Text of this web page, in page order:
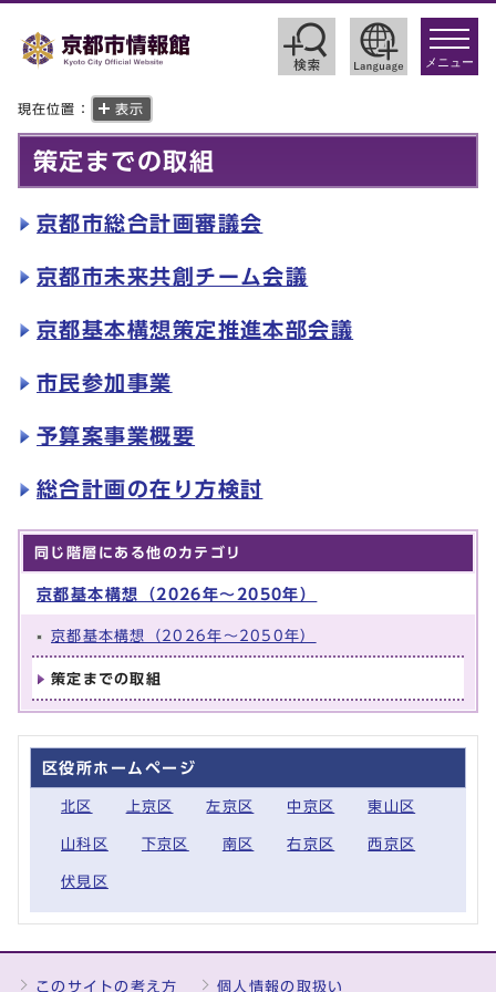
toggle
メニュー
現在位置： 表示
策定までの取組
京都市総合計画審議会
京都市未来共創チーム会議
京都基本構想策定推進本部会議
市民参加事業
予算案事業概要
総合計画の在り方検討
同じ階層にある他のカテゴリ
京都基本構想（2026年～2050年）
京都基本構想（2026年～2050年）
策定までの取組
区役所ホームページ
北区 上京区 左京区 中京区 東山区
山科区 下京区 南区 右京区 西京区
伏見区
このサイトの考え方 個人情報の取扱い